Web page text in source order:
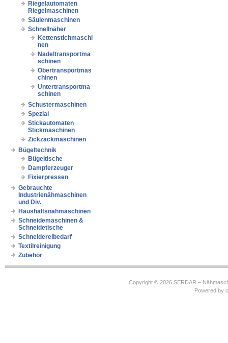
Riegelautomaten
Riegelmaschinen
Säulenmaschinen
Schnellnäher
Kettenstichmaschi
nen
Nadeltransportma
schinen
Obertransportmas
chinen
Untertransportma
schinen
Schustermaschinen
Spezial
Stickautomaten
Stickmaschinen
Zickzackmaschinen
Bügeltechnik
Bügeltische
Dampferzeuger
Fixierpressen
Gebrauchte
Industrienähmaschinen
und Div.
Haushaltsnähmaschinen
Schneidemaschinen &
Schneidetische
Schneidereibedarf
Textilreinigung
Zubehör
Copyright © 2026 SERDAR –
Powered by